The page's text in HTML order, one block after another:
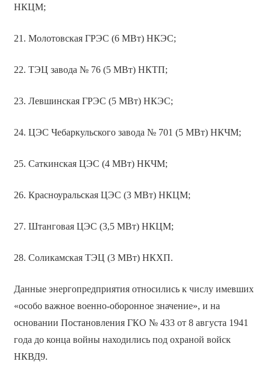
НКЦМ;
21. Молотовская ГРЭС (6 МВт) НКЭС;
22. ТЭЦ завода № 76 (5 МВт) НКТП;
23. Левшинская ГРЭС (5 МВт) НКЭС;
24. ЦЭС Чебаркульского завода № 701 (5 МВт) НКЧМ;
25. Саткинская ЦЭС (4 МВт) НКЧМ;
26. Красноуральская ЦЭС (3 МВт) НКЦМ;
27. Штанговая ЦЭС (3,5 МВт) НКЦМ;
28. Соликамская ТЭЦ (3 МВт) НКХП.
Данные энергопредприятия относились к числу имевших
«особо важное военно-оборонное значение», и на
основании Постановления ГКО № 433 от 8 августа 1941
года до конца войны находились под охраной войск
НКВД9.